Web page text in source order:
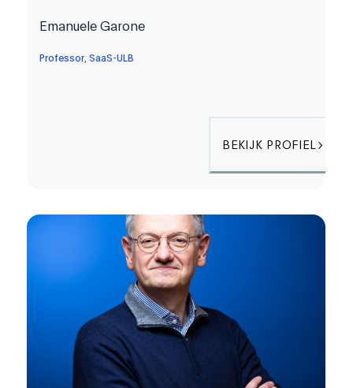
Emanuele Garone
Professor, SaaS-ULB
BEKIJK PROFIEL